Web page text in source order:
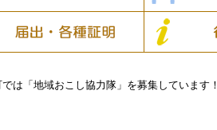
は「地域おこし協力隊」を募集しています！